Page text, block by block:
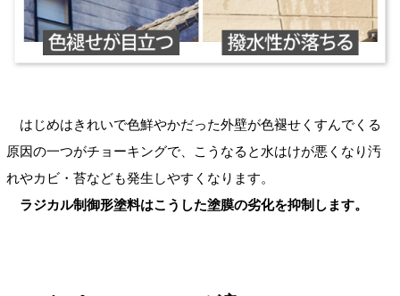
はじめはきれいで色鮮やかだった外壁が色褪せくすんでくる
原因の一つがチョーキングで、こうなると水はけが悪くなり汚
れやカビ・苔なども発生しやすくなります。
ラジカル制御形塗料はこうした塗膜の劣化を抑制します。